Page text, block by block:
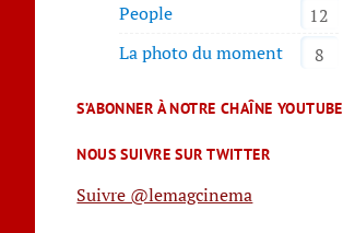
People
12
La photo du moment
8
S’ABONNER À NOTRE CHAÎNE YOUTUBE
NOUS SUIVRE SUR TWITTER
Suivre @lemagcinema